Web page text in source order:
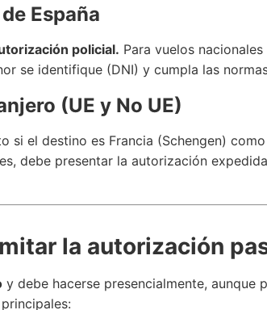
España
policial. Para vuelos
se identifique (DNI) y cumpla las
(UE y No UE)
si el destino es Francia (Schengen)
debe presentar la autorización
la autorización
y debe hacerse presencialmente, aunque